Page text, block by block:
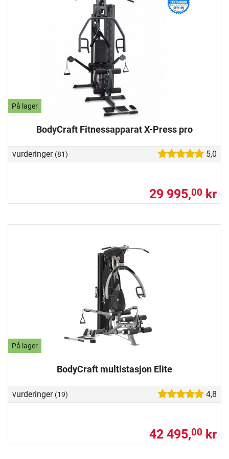
På lager
BodyCraft Fitnessapparat X-Press pro
vurderinger (81) 5,0
29 995,00 kr
På lager
BodyCraft multistasjon Elite
vurderinger (19) 4,8
42 495,00 kr